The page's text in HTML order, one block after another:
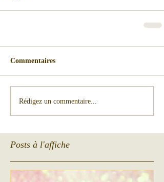
Commentaires
Rédigez un commentaire...
Posts à l'affiche